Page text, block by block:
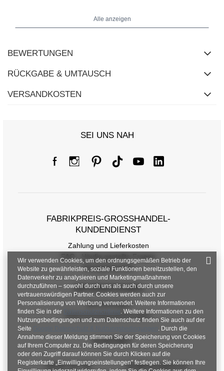
[A] Brustumfang
[C] Hüftumfang
[D] Gesamtlänge 56
[E] Ärmellänge 25
Alle anzeigen
BEWERTUNGEN
RÜCKGABE & UMTAUSCH
VERSANDKOSTEN
SEI UNS NAH
FABRIKPREIS-GROSSHANDEL-K
UNDENDIENST
Zahlung und Lieferkosten
FAQ - Häufig gestellte Fragen
Rückgabepolitik
INFORMATIONEN
Verordnungen
Datenschutzbestimmungen
KONTAKT
+48 601 547 740 hurt@factoryprice.eu
Wir verwenden Cookies, um den ordnungsgemäßen Betrieb der
Website zu gewährleisten, soziale Funktionen bereitzustellen, den
Datenverkehr zu analysieren und Marketingmaßnahmen
durchzuführen – sowohl durch uns als auch durch unsere
vertrauenswürdigen Partner. Cookies werden auch zur
Personalisierung von Werbung verwendet. Weitere Informationen
finden Sie in der
Datenschutzrichtlinie. Weitere Informationen zu den
Nutzungsbedingungen und zum Datenschutz finden Sie auch auf der
Seite
. Durch die
Annahme dieser Meldung stimmen Sie der Speicherung von Cookies
auf Ihrem Computer zu. Die Bedingungen für deren Speicherung
oder den Zugriff darauf können Sie durch Klicken auf die
Registerkarte „Einwilligungseinstellungen" festlegen. Sie können Ihre